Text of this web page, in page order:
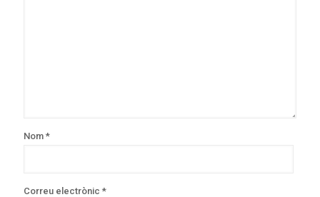
Nom *
Correu electrònic *